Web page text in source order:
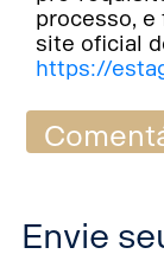
processo, e
site oficial
https://
Envie